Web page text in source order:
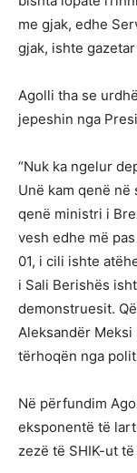
me gjak, edhe
gjak, ishte
Agolli tha se
jepeshin nga
“Nuk ka ngelur
Unë kam qenë
qenë ministri i
vesh edhe më
01, i cili ishte
i Sali Berishës
demonstruesit.
Aleksandër Meksi
tërhoqën nga
Në përfundim
eksponentë të
zezë të SHIK-ut